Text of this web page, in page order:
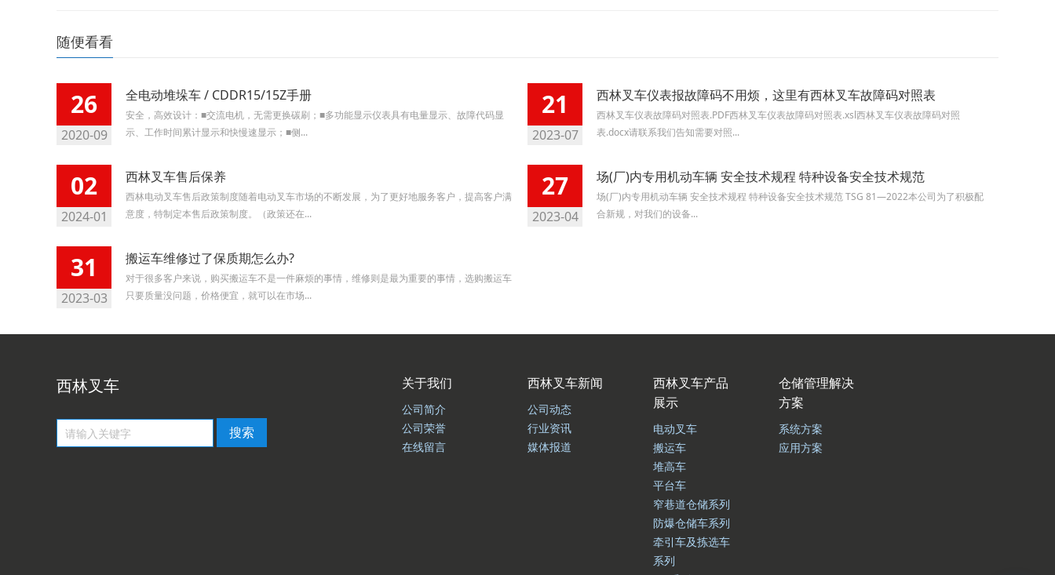
随便看看
26
2020-09
全电动堆垛车 / CDDR15/15Z手册
安全，高效设计：■交流电机，无需更换碳刷；■多功能显示仪表具有电量显示、故障代码显
示、工作时间累计显示和快慢速显示；■侧...
21
2023-07
西林叉车仪表报故障码不用烦，这里有西林叉车故障码对照表
西林叉车仪表故障码对照表.PDF西林叉车仪表故障码对照表.xsl西林叉车仪表故障码对照
表.docx请联系我们告知需要对照...
02
2024-01
西林叉车售后保养
西林电动叉车售后政策制度随着电动叉车市场的不断发展，为了更好地服务客户，提高客户满
意度，特制定本售后政策制度。（政策还在...
27
2023-04
场(厂)内专用机动车辆 安全技术规程 特种设备安全技术规范
场(厂)内专用机动车辆 安全技术规程 特种设备安全技术规范 TSG 81—2022本公司为了积极配
合新规，对我们的设备...
31
2023-03
搬运车维修过了保质期怎么办?
对于很多客户来说，购买搬运车不是一件麻烦的事情，维修则是最为重要的事情，选购搬运车
只要质量没问题，价格便宜，就可以在市场...
西林叉车 关于我们
公司简介
公司荣誉
在线留言
西林叉车新闻
公司动态
行业资讯
媒体报道
西林叉车产品
展示
电动叉车
搬运车
堆高车
平台车
窄巷道仓储系列
防爆仓储车系列
牵引车及拣选车
系列
仓储管理解决
方案
系统方案
应用方案